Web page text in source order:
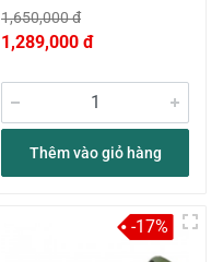
1,650,000 đ
1,289,000 đ
Thêm vào giỏ hàng
-17%